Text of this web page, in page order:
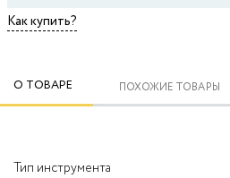
Как купить?
О ТОВАРЕ ПОХОЖИЕ ТОВАРЫ
Тип инструмента